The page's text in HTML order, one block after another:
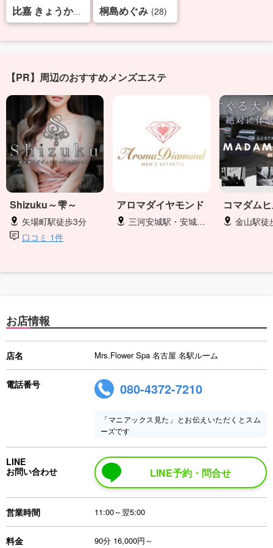
比嘉 きょうか(34) 桐島めぐみ (28)
【PR】周辺のおすすめメンズエステ
Shizuku～雫～
矢場町駅徒歩3分
口コミ 1件
アロマダイヤモンド
三河安城駅・安城駅・新安城駅
コマダム
金山駅徒
お店情報
店名 Mrs.Flower Spa 名古屋 名駅ルーム
電話番号 080-4372-7210
「マニアックス見た」とお伝えいただくとスム
ーズです
LINE
お問い合わせ
LINE予約・問合せ
営業時間 11:00～翌5:00
料金 90分 16,000円～